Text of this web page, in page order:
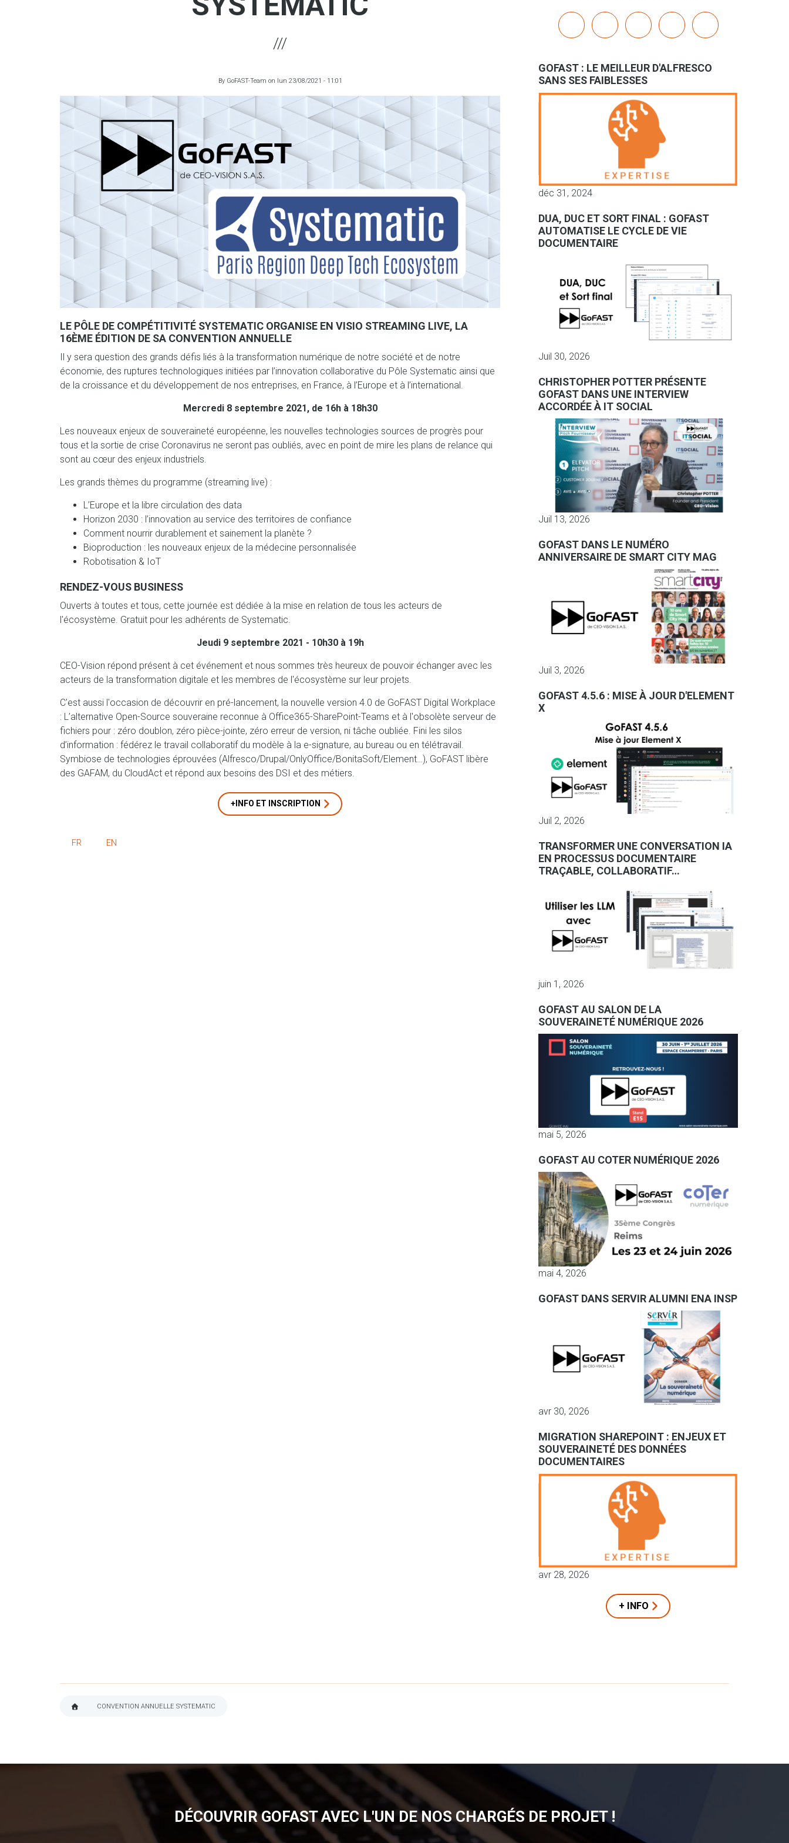
By GoFAST-Team on lun 23/08/2021 - 11:01
LE PÔLE DE COMPÉTITIVITÉ SYSTEMATIC ORGANISE EN VISIO STREAMING LIVE, LA
16ÈME ÉDITION DE SA CONVENTION ANNUELLE
Il y sera question des grands défis liés à la transformation numérique de notre société et de notre
économie, des ruptures technologiques initiées par l’innovation collaborative du Pôle Systematic ainsi que
de la croissance et du développement de nos entreprises, en France, à l’Europe et à l’international.
Mercredi 8 septembre 2021, de 16h à 18h30
Les nouveaux enjeux de souveraineté européenne, les nouvelles technologies sources de progrès pour
tous et la sortie de crise Coronavirus ne seront pas oubliés, avec en point de mire les plans de relance qui
sont au cœur des enjeux industriels.
Les grands thèmes du programme (streaming live) :
L’Europe et la libre circulation des data
Horizon 2030 : l’innovation au service des territoires de confiance
Comment nourrir durablement et sainement la planète ?
Bioproduction : les nouveaux enjeux de la médecine personnalisée
Robotisation & IoT
RENDEZ-VOUS BUSINESS
Ouverts à toutes et tous, cette journée est dédiée à la mise en relation de tous les acteurs de
l'écosystème. Gratuit pour les adhérents de Systematic.
Jeudi 9 septembre 2021 - 10h30 à 19h
CEO-Vision répond présent à cet événement et nous sommes très heureux de pouvoir échanger avec les
acteurs de la transformation digitale et les membres de l'écosystème sur leur projets.
C'est aussi l'occasion de découvrir en pré-lancement, la nouvelle version 4.0 de GoFAST Digital Workplace
: L’alternative Open-Source souveraine reconnue à Office365-SharePoint-Teams et à l'obsolète serveur de
fichiers pour : zéro doublon, zéro pièce-jointe, zéro erreur de version, ni tâche oubliée. Fini les silos
d’information : fédérez le travail collaboratif du modèle à la e-signature, au bureau ou en télétravail.
Symbiose de technologies éprouvées (Alfresco/Drupal/OnlyOffice/BonitaSoft/Element…), GoFAST libère
des GAFAM, du CloudAct et répond aux besoins des DSI et des métiers.
+INFO ET INSCRIPTION
FR EN
linkedinyoutubebluesky mastodon
GOFAST : LE MEILLEUR D'ALFRESCO
SANS SES FAIBLESSES
déc 31, 2024
DUA, DUC ET SORT FINAL : GOFAST
AUTOMATISE LE CYCLE DE VIE
DOCUMENTAIRE
Juil 30, 2026
CHRISTOPHER POTTER PRÉSENTE
GOFAST DANS UNE INTERVIEW
ACCORDÉE À IT SOCIAL
Juil 13, 2026
GOFAST DANS LE NUMÉRO
ANNIVERSAIRE DE SMART CITY MAG
Juil 3, 2026
GOFAST 4.5.6 : MISE À JOUR D'ELEMENT
X
Juil 2, 2026
TRANSFORMER UNE CONVERSATION IA
EN PROCESSUS DOCUMENTAIRE
TRAÇABLE, COLLABORATIF…
juin 1, 2026
GOFAST AU SALON DE LA
SOUVERAINETÉ NUMÉRIQUE 2026
mai 5, 2026
GOFAST AU COTER NUMÉRIQUE 2026
mai 4, 2026
GOFAST DANS SERVIR ALUMNI ENA INSP
avr 30, 2026
MIGRATION SHAREPOINT : ENJEUX ET
SOUVERAINETÉ DES DONNÉES
DOCUMENTAIRES
avr 28, 2026
+ INFO
CONVENTION ANNUELLE SYSTEMATIC
DÉCOUVRIR GOFAST AVEC L'UN DE NOS CHARGÉS DE PROJET !